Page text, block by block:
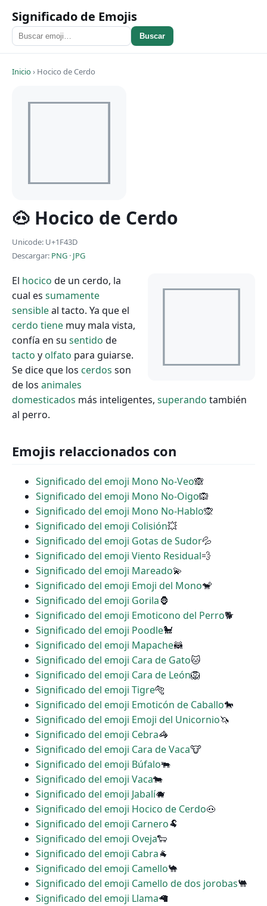
Significado de Emojis
Buscar
Inicio› Hocico de Cerdo
🐽 Hocico de Cerdo
Unicode: U+1F43D
Descargar: PNG · JPG
El hocico de un cerdo, la
cual es sumamente
sensibleal tacto. Ya que el
cerdo tiene muy mala vista,
confía en su sentido de
tacto y olfato para guiarse.
Se dice que los cerdos son
de los animales
domesticados más inteligentes, superando también
al perro.
Emojis relaccionados con
Significado del emoji Mono No-Veo🙈
Significado del emoji Mono No-Oigo🙉
Significado del emoji Mono No-Hablo🙊
Significado del emoji Colisión💥
Significado del emoji Gotas de Sudor💦
Significado del emoji Viento Residual💨
Significado del emoji Mareado💫
Significado del emoji Emoji del Mono🐒
Significado del emoji Gorila🦍
Significado del emoji Emoticono del Perro🐕
Significado del emoji Poodle🐩
Significado del emoji Mapache🦝
Significado del emoji Cara de Gato🐱
Significado del emoji Cara de León🦁
Significado del emoji Tigre🐅
Significado del emoji Emoticón de Caballo🐎
Significado del emoji Emoji del Unicornio🦄
Significado del emoji Cebra🦓
Significado del emoji Cara de Vaca🐮
Significado del emoji Búfalo🐃
Significado del emoji Vaca🐄
Significado del emoji Jabalí🐗
Significado del emoji Hocico de Cerdo🐽
Significado del emoji Carnero🐏
Significado del emoji Oveja🐑
Significado del emoji Cabra🐐
Significado del emoji Camello🐪
Significado del emoji Camello de dos jorobas🐫
Significado del emoji Llama🦙